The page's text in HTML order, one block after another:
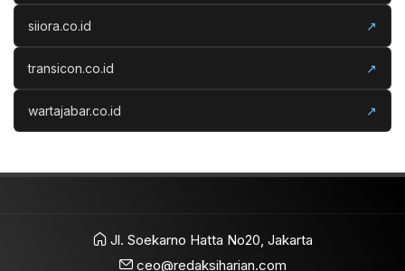
siiora.co.id ↗
transicon.co.id ↗
wartajabar.co.id ↗
Jl. Soekarno Hatta No20, Jakarta
ceo@redaksiharian.com